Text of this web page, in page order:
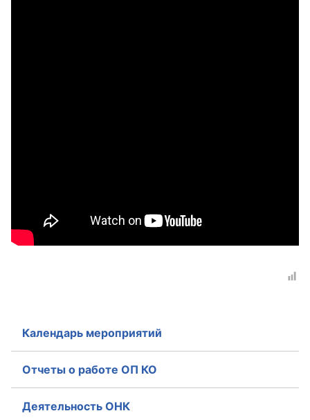
Общественные советы по проведению
независимой оценки качества условий
Комиссии
Экспертный совет ОП КО
Совет ОП КО
Календарь мероприятий
Отчеты о работе ОП КО
Деятельность ОНК